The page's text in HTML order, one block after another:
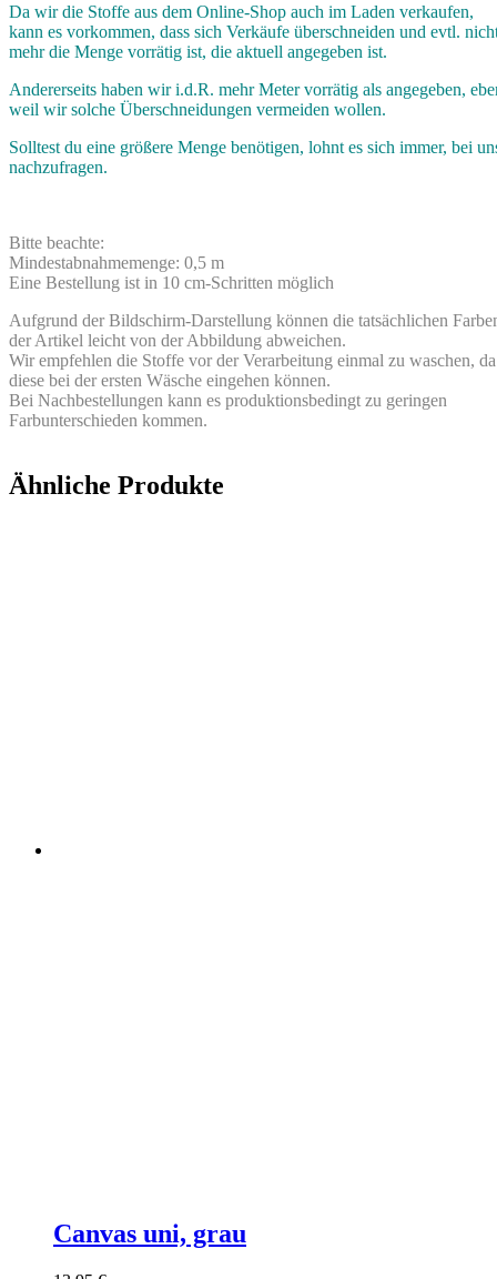
Da wir die Stoffe aus dem Online-Shop auch im Laden verkaufen,
kann es vorkommen, dass sich Verkäufe überschneiden und evtl.
mehr die Menge vorrätig ist, die aktuell angegeben ist.
Andererseits haben wir i.d.R. mehr Meter vorrätig als angegeben,
weil wir solche Überschneidungen vermeiden wollen.
Solltest du eine größere Menge benötigen, lohnt es sich immer, bei
nachzufragen.
Bitte beachte:
Mindestabnahmemenge: 0,5 m
Eine Bestellung ist in 10 cm-Schritten möglich
Aufgrund der Bildschirm-Darstellung können die tatsächlichen
der Artikel leicht von der Abbildung abweichen.
Wir empfehlen die Stoffe vor der Verarbeitung einmal zu waschen, da
diese bei der ersten Wäsche eingehen können.
Bei Nachbestellungen kann es produktionsbedingt zu geringen
Farbunterschieden kommen.
Ähnliche Produkte
Canvas uni, grau